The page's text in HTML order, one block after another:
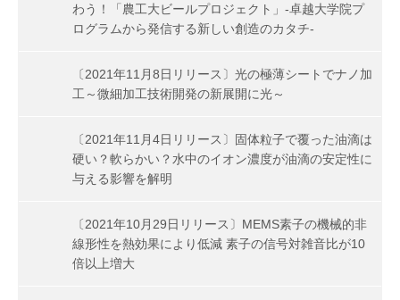
わう！「農工大ビールプロジェクト」-卓越大学院プ
ログラムから発信する新しい創造のカタチ-
〔2021年11月8日リリース〕光の極薄シートでナノ加
工～微細加工技術開発の新展開に光～
〔2021年11月4日リリース〕固体粒子で覆った油滴は
硬い？軟らかい？水中のイオン濃度が油滴の安定性に
与える影響を解明
〔2021年10月29日リリース〕MEMS素子の機械的非
線形性を熱効果により低減 素子の信号対雑音比が10
倍以上増大